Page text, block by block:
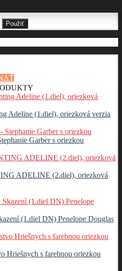
Použiť
Adeline (1.diel), oriezková verzia
Garber s oriezkou
ADELINE (2.diel), oriezková
(1.diel DN) Penelope Douglas
Hriešnych s farebnou oriezkou